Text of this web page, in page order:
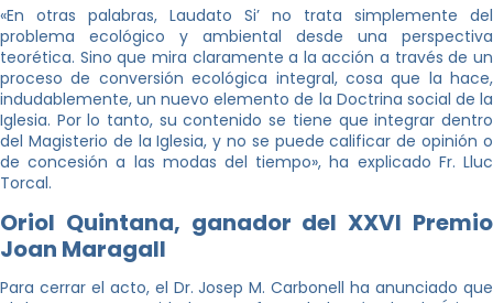
«En otras palabras, Laudato Si’ no trata simplemente del
problema ecológico y ambiental desde una perspectiva
teorética. Sino que mira claramente a la acción a través de un
proceso de conversión ecológica integral, cosa que la hace,
indudablemente, un nuevo elemento de la Doctrina social de la
Iglesia. Por lo tanto, su contenido se tiene que integrar dentro
del Magisterio de la Iglesia, y no se puede calificar de opinión o
de concesión a las modas del tiempo», ha explicado Fr. Lluc
Torcal.
Oriol Quintana, ganador del XXVI Premio
Joan Maragall
Para cerrar el acto, el Dr. Josep M. Carbonell ha anunciado que